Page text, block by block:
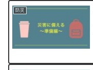
防災